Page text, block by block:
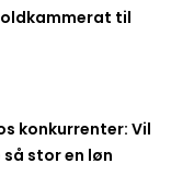
til
konkurrenter: Vil
stor en løn